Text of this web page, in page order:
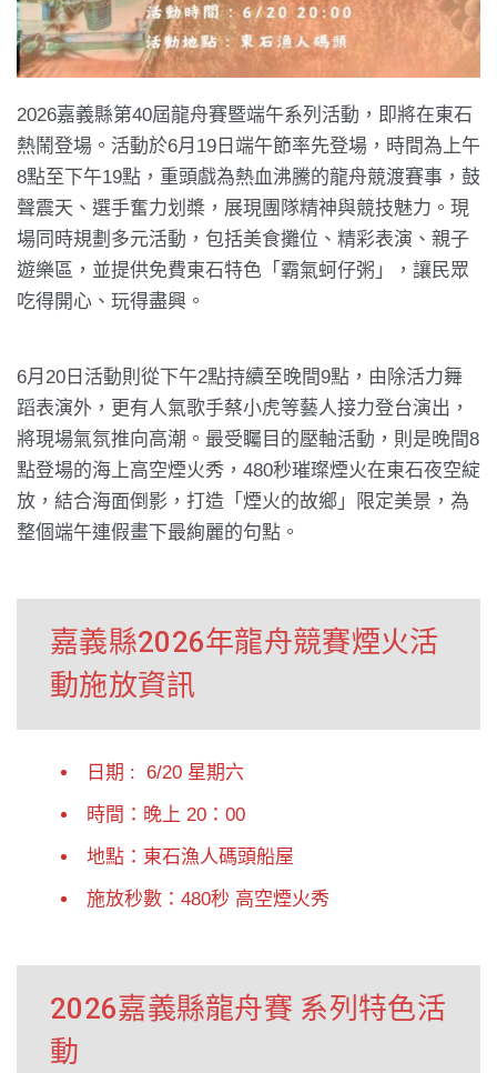
2026嘉義縣第40屆龍舟賽暨端午系列活動，即將在東石
熱鬧登場。活動於6月19日端午節率先登場，時間為上午
8點至下午19點，重頭戲為熱血沸騰的龍舟競渡賽事，鼓
聲震天、選手奮力划槳，展現團隊精神與競技魅力。現
場同時規劃多元活動，包括美食攤位、精彩表演、親子
遊樂區，並提供免費東石特色「霸氣蚵仔粥」，讓民眾
吃得開心、玩得盡興。
6月20日活動則從下午2點持續至晚間9點，由除活力舞
蹈表演外，更有人氣歌手蔡小虎等藝人接力登台演出，
將現場氣氛推向高潮。最受矚目的壓軸活動，則是晚間8
點登場的海上高空煙火秀，480秒璀璨煙火在東石夜空綻
放，結合海面倒影，打造「煙火的故鄉」限定美景，為
整個端午連假畫下最絢麗的句點。
嘉義縣2026年龍舟競賽煙火活
動施放資訊
日期 : 6/20 星期六
時間：晚上 20：00
地點：東石漁人碼頭船屋
施放秒數：480秒 高空煙火秀
2026嘉義縣龍舟賽 系列特色活
動